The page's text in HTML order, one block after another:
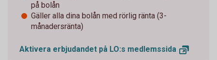
på bolån
Gäller alla dina bolån med rörlig ränta (3-
månadersränta)
Aktivera erbjudandet på LO:s medlemssida